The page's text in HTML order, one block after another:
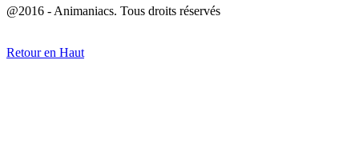
@2016 - Animaniacs. Tous droits réservés
Retour en Haut